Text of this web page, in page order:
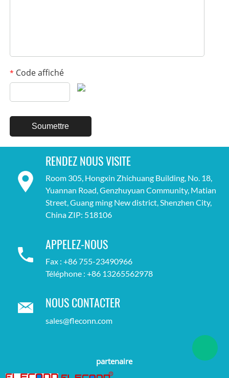
* Code affiché
RENDEZ NOUS VISITE
Room 305, Hongxin Zhichuang Building, No. 18,
Yuannan Road, Genzhuyuan Community, Matian
Street, Guang ming New district, Shenzhen City,
China ZIP: 518106
APPELEZ-NOUS
Fax : +86 755-23490966
Téléphone : +86 13265562978
NOUS CONTACTER
sales@fleconn.com
partenaire